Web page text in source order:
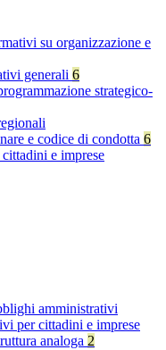
su organizzazione e
generali 6
strategico-
e codice di condotta 6
e imprese
amministrativi
per cittadini e imprese
analoga 2